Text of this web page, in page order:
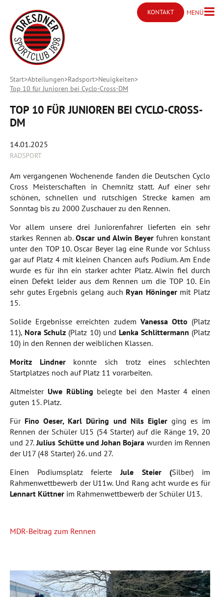
KONTAKT
Kontakt öffnen
MENÜMenü
Start Abteilungen Radsport Neuigkeiten
Top 10 für Junioren bei Cyclo-Cross-DM
TOP 10 FÜR JUNIOREN BEI CYCLO-CROSS-
DM
14.01.2025
RADSPORT
Am vergangenen Wochenende fanden die Deutschen Cyclo
Cross Meisterschaften in Chemnitz statt. Auf einer sehr
schönen, schnellen und rutschigen Strecke kamen am
Sonntag bis zu 2000 Zuschauer zu den Rennen.
Vor allem unsere drei Juniorenfahrer lieferten ein sehr
starkes Rennen ab. Oscar und Alwin Beyer fuhren konstant
unter den TOP 10. Oscar Beyer lag eine Runde vor Schluss
gar auf Platz 4 mit kleinen Chancen aufs Podium. Am Ende
wurde es für ihn ein starker achter Platz. Alwin fiel durch
einen Defekt leider aus dem Rennen um die TOP 10. Ein
sehr gutes Ergebnis gelang auch Ryan Höningermit Platz
15.
Solide Ergebnisse erreichten zudem Vanessa Otto (Platz
11), Nora Schulz (Platz 10) und Lenka Schlittermann (Platz
10) in den Rennen der weiblichen Klassen.
Moritz Lindner konnte sich trotz eines schlechten
Startplatzes noch auf Platz 11 vorarbeiten.
Altmeister Uwe Rübling belegte bei den Master 4 einen
guten 15. Platz.
Für Fino Oeser, Karl Düring und Nils Eigler ging es im
Rennen der Schüler U15 (54 Starter) auf die Ränge 19, 20
und 27.Julius Schütte und Johan Bojara wurden im Rennen
der U17 (48 Starter) 26. und 27.
Einen Podiumsplatz feierteJule Steier (Silber) im
Rahmenwettbewerb der U11w. Und Rang acht wurde es für
Lennart Küttner im Rahmenwettbewerb der Schüler U13.
MDR-Beitrag zum Rennen